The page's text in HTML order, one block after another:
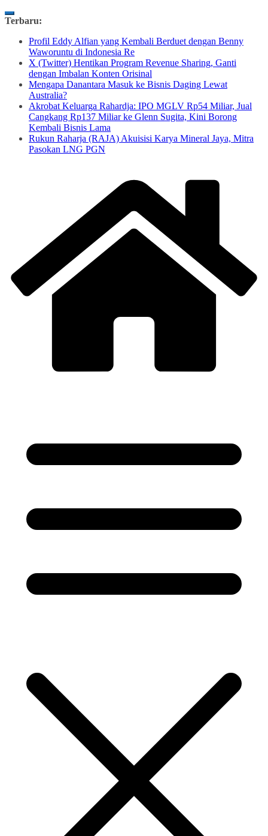
Skip
content
Terbaru:
Profil Eddy Alfian yang Kembali Berduet dengan Benny
Waworuntu di Indonesia Re
X (Twitter) Hentikan Program Revenue Sharing, Ganti
dengan Imbalan Konten Orisinal
Mengapa Danantara Masuk ke Bisnis Daging Lewat
Australia?
Akrobat Keluarga Rahardja: IPO MGLV Rp54 Miliar, Jual
Cangkang Rp137 Miliar ke Glenn Sugita, Kini Borong
Kembali Bisnis Lama
Rukun Raharja (RAJA) Akuisisi Karya Mineral Jaya, Mitra
Pasokan LNG PGN